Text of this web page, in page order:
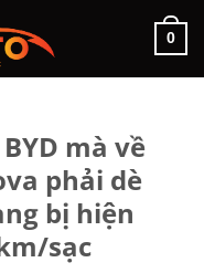
0
mà về
phải dè
bị hiện
sạc